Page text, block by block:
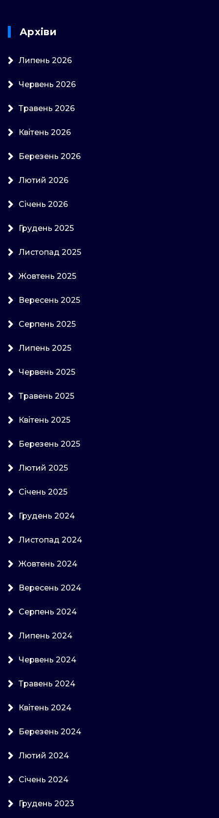
Архіви
Липень 2026
Червень 2026
Травень 2026
Квітень 2026
Березень 2026
Лютий 2026
Січень 2026
Грудень 2025
Листопад 2025
Жовтень 2025
Вересень 2025
Серпень 2025
Липень 2025
Червень 2025
Травень 2025
Квітень 2025
Березень 2025
Лютий 2025
Січень 2025
Грудень 2024
Листопад 2024
Жовтень 2024
Вересень 2024
Серпень 2024
Липень 2024
Червень 2024
Травень 2024
Квітень 2024
Березень 2024
Лютий 2024
Січень 2024
Грудень 2023